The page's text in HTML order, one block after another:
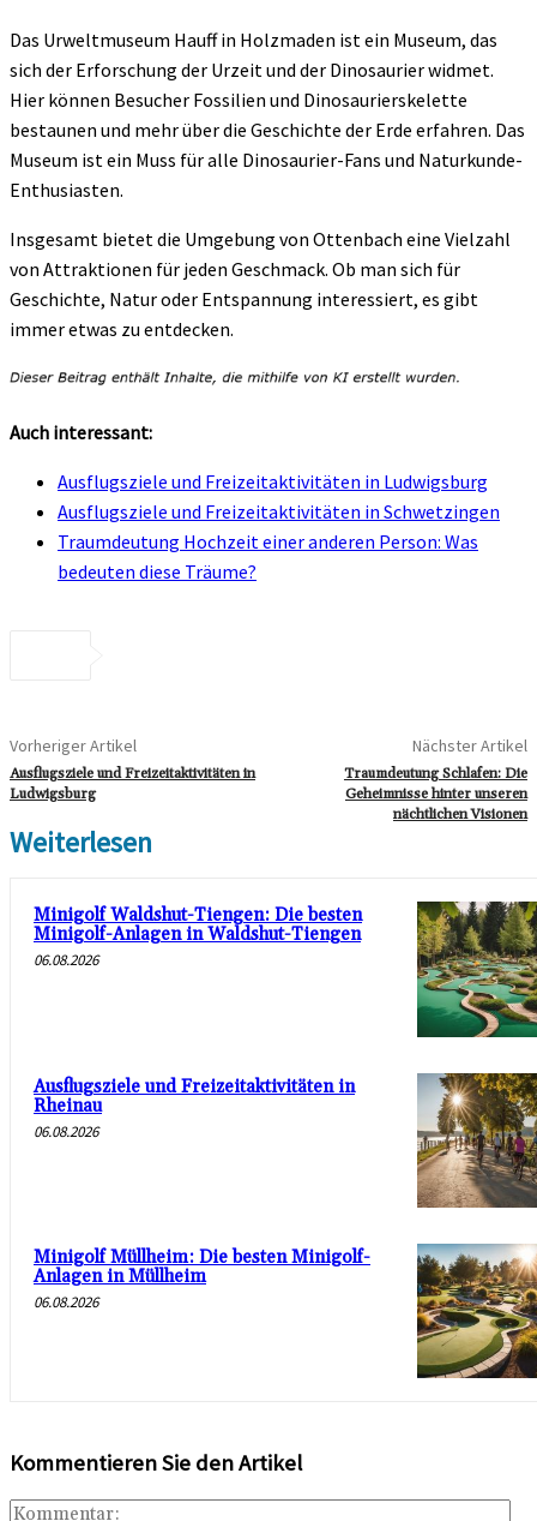
Das Urweltmuseum Hauff in Holzmaden ist ein Museum, das
sich der Erforschung der Urzeit und der Dinosaurier widmet.
Hier können Besucher Fossilien und Dinosaurierskelette
bestaunen und mehr über die Geschichte der Erde erfahren. Das
Museum ist ein Muss für alle Dinosaurier-Fans und Naturkunde-
Enthusiasten.
Insgesamt bietet die Umgebung von Ottenbach eine Vielzahl
von Attraktionen für jeden Geschmack. Ob man sich für
Geschichte, Natur oder Entspannung interessiert, es gibt
immer etwas zu entdecken.
Auch interessant:
Ausflugsziele und Freizeitaktivitäten in Ludwigsburg
Ausflugsziele und Freizeitaktivitäten in Schwetzingen
Traumdeutung Hochzeit einer anderen Person: Was
bedeuten diese Träume?
Vorheriger Artikel
Ausflugsziele und Freizeitaktivitäten in
Ludwigsburg
Nächster Artikel
Traumdeutung Schlafen: Die
Geheimnisse hinter unseren
nächtlichen Visionen
Weiterlesen
Minigolf Waldshut-Tiengen: Die besten
Minigolf-Anlagen in Waldshut-Tiengen
06.08.2026
Ausflugsziele und Freizeitaktivitäten in
Rheinau
06.08.2026
Minigolf Müllheim: Die besten Minigolf-
Anlagen in Müllheim
06.08.2026
Kommentieren Sie den Artikel